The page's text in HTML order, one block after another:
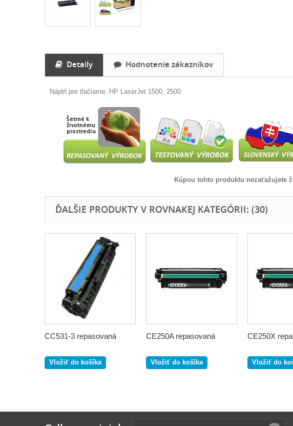
Detaily Hodnotenie zákazníkov
Náplň pre tlačiarne: HP LaserJet 1500, 2500
Kúpou tohto produktu nezaťažujete
ĎALŠIE PRODUKTY V ROVNAKEJ KATEGÓRII: (30)
CC531-3 repasovaná
Vložiť do košíka
CE250A repasovaná
Vložiť do košíka
CE250X
Vložiť do